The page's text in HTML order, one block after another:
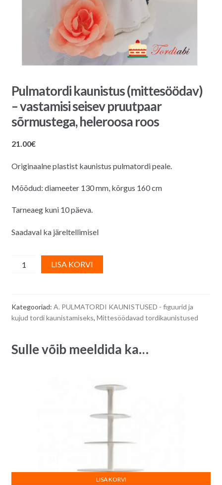
Pulmatordi kaunistus (mittesöödav)
– vastamisi seisev pruutpaar
sõrmustega, heleroosa roos
21.00€
Originaalne plastist kaunistus pulmatordi peale.
Mõõdud: diameeter 130 mm, kõrgus 160 cm
Tarneaeg kuni 10 päeva.
Saadaval ka järeltellimisel
Pulmatordi
kaunistus
vastamisi
seisev
sõrmustega,
LISA KORVI
r
t
e
Kategooriad: A. PULMATORDI KAUNISTUSED - figuurid ja
kujud tordi kaunistamiseks, Mittesöödavad tordikaunistused
Sulle võib meeldida ka…
LISA KORVI